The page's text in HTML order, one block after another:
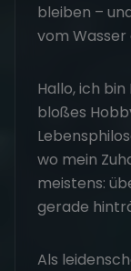
bleiben –
vom Wasser
Hallo, ich bin
bloßes
wo mein
meistens:
gerade
Als